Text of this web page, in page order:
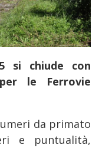
si chiude con
le Ferrovie
da primato
e puntualità,